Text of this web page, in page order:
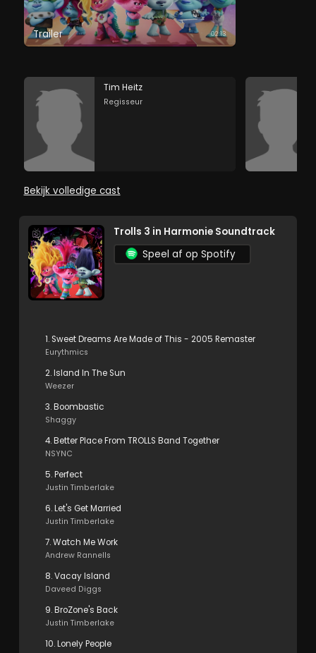
Trailer 02:13
Tim Heitz
Regisseur
Bekijk volledige cast
Trolls 3 in Harmonie Soundtrack
Speel af op Spotify
1. Sweet Dreams Are Made of This - 2005 Remaster
Eurythmics
2. Island In The Sun
Weezer
3. Boombastic
Shaggy
4. Better Place From TROLLS Band Together
NSYNC
5. Perfect
Justin Timberlake
6. Let's Get Married
Justin Timberlake
7. Watch Me Work
Andrew Rannells
8. Vacay Island
Daveed Diggs
9. BroZone's Back
Justin Timberlake
10. Lonely People